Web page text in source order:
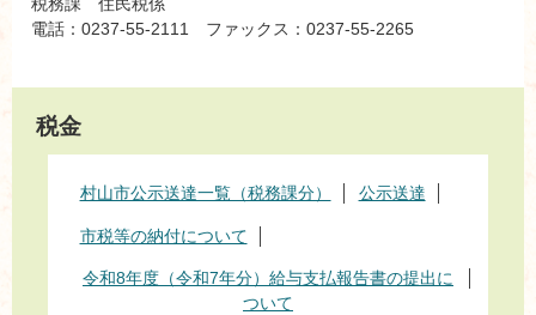
電話：0237-55-2111 ファックス：0237-55-2265
税金
村山市公示送達一覧（税務課分） 公示送達
市税等の納付について
令和8年度（令和7年分）給与支払報告書の提出に
ついて